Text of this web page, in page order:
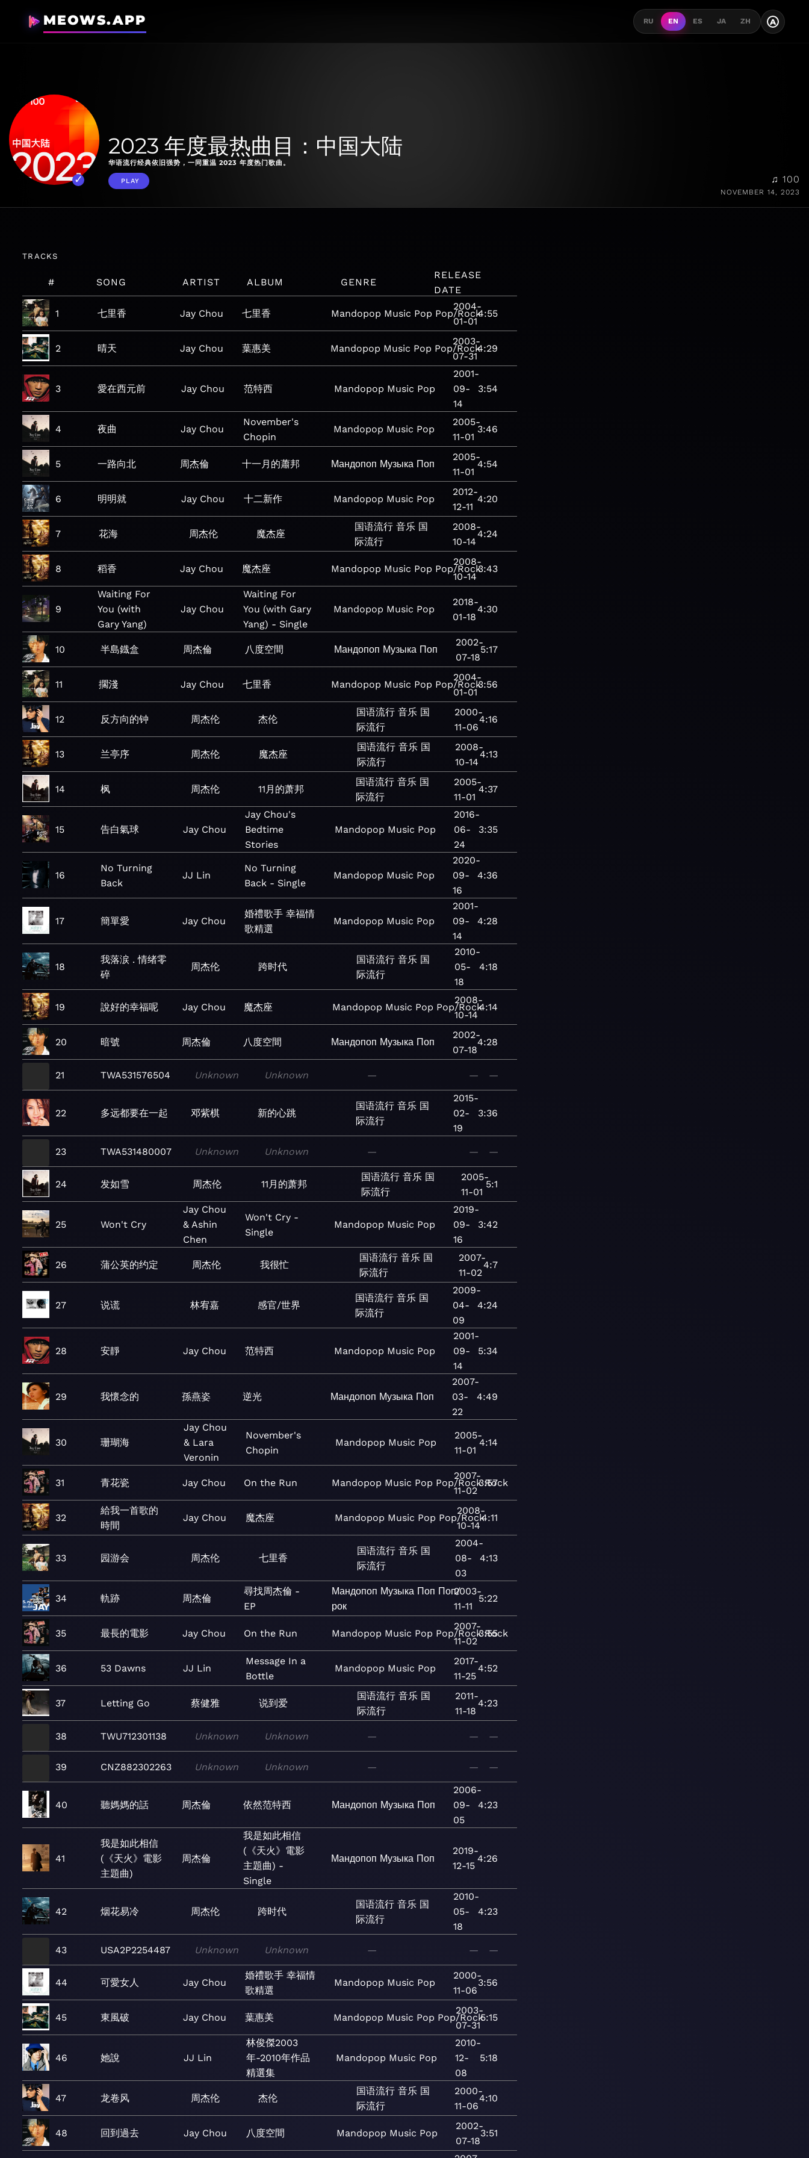
MEOWS.APP RU EN ES JA ZH A
2023 年度最热曲目：中国大陆
华语流行经典依旧强势，一同重温 2023 年度热门歌曲。
PLAY ♫ 100
NOVEMBER 14, 2023
TRACKS
# SONG ARTIST ALBUM GENRE
RELEASE
DATE
1 七里香 Jay Chou 七里香 Mandopop Music Pop Pop/Rock
2004-
01-01
4:55
2 晴天 Jay Chou 葉惠美 Mandopop Music Pop Pop/Rock
2003-
07-31
4:29
3 愛在西元前 Jay Chou 范特西 Mandopop Music Pop
2001-
09-
14
3:54
4 夜曲 Jay Chou
November's
Chopin
Mandopop Music Pop
2005-
11-01
3:46
5 一路向北 周杰倫 十一月的蕭邦 Мандопоп Музыка Поп
2005-
11-01
4:54
6 明明就 Jay Chou 十二新作 Mandopop Music Pop
2012-
12-11
4:20
7 花海 周杰伦 魔杰座
国语流行 音乐 国
际流行
2008-
10-14
4:24
8 稻香 Jay Chou 魔杰座 Mandopop Music Pop Pop/Rock
2008-
10-14
3:43
9
Waiting For
You (with
Gary Yang)
Jay Chou
Waiting For
You (with Gary
Yang) - Single
Mandopop Music Pop
2018-
01-18
4:30
10 半島鐡盒 周杰倫 八度空間 Мандопоп Музыка Поп
2002-
07-18
5:17
11 擱淺 Jay Chou 七里香 Mandopop Music Pop Pop/Rock
2004-
01-01
3:56
12 反方向的钟 周杰伦 杰伦
国语流行 音乐 国
际流行
2000-
11-06
4:16
13 兰亭序 周杰伦 魔杰座
国语流行 音乐 国
际流行
2008-
10-14
4:13
14 枫 周杰伦 11月的萧邦
国语流行 音乐 国
际流行
2005-
11-01
4:37
15 告白氣球 Jay Chou
Jay Chou's
Bedtime
Stories
Mandopop Music Pop
2016-
06-
24
3:35
16
No Turning
Back
JJ Lin
No Turning
Back - Single
Mandopop Music Pop
2020-
09-
16
4:36
17 簡單愛 Jay Chou
婚禮歌手 幸福情
歌精選
Mandopop Music Pop
2001-
09-
14
4:28
18
我落涙 . 情绪零
碎
周杰伦 跨时代
国语流行 音乐 国
际流行
2010-
05-
18
4:18
19 說好的幸福呢 Jay Chou 魔杰座 Mandopop Music Pop Pop/Rock
2008-
10-14
4:14
20 暗號 周杰倫 八度空間 Мандопоп Музыка Поп
2002-
07-18
4:28
21 TWA531576504 Unknown Unknown — — —
22 多远都要在一起 邓紫棋 新的心跳
国语流行 音乐 国
际流行
2015-
02-
19
3:36
23 TWA531480007 Unknown Unknown — — —
24 发如雪 周杰伦 11月的萧邦
国语流行 音乐 国
际流行
2005-
11-01
5:1
25 Won't Cry
Jay Chou
& Ashin
Chen
Won't Cry -
Single
Mandopop Music Pop
2019-
09-
16
3:42
26 蒲公英的约定 周杰伦 我很忙
国语流行 音乐 国
际流行
2007-
11-02
4:7
27 说谎 林宥嘉 感官/世界
国语流行 音乐 国
际流行
2009-
04-
09
4:24
28 安靜 Jay Chou 范特西 Mandopop Music Pop
2001-
09-
14
5:34
29 我懷念的 孫燕姿 逆光 Мандопоп Музыка Поп
2007-
03-
22
4:49
30 珊瑚海
Jay Chou
& Lara
Veronin
November's
Chopin
Mandopop Music Pop
2005-
11-01
4:14
31 青花瓷 Jay Chou On the Run Mandopop Music Pop Pop/Rock Rock
2007-
11-02
3:57
32
給我一首歌的
時間
Jay Chou 魔杰座 Mandopop Music Pop Pop/Rock
2008-
10-14
4:11
33 园游会 周杰伦 七里香
国语流行 音乐 国
际流行
2004-
08-
03
4:13
34 軌跡 周杰倫
尋找周杰倫 -
EP
Мандопоп Музыка Поп Поп/
рок
2003-
11-11
5:22
35 最長的電影 Jay Chou On the Run Mandopop Music Pop Pop/Rock Rock
2007-
11-02
3:55
36 53 Dawns JJ Lin
Message In a
Bottle
Mandopop Music Pop
2017-
11-25
4:52
37 Letting Go 蔡健雅 说到爱
国语流行 音乐 国
际流行
2011-
11-18
4:23
38 TWU712301138 Unknown Unknown — — —
39 CNZ882302263 Unknown Unknown — — —
40 聽媽媽的話 周杰倫 依然范特西 Мандопоп Музыка Поп
2006-
09-
05
4:23
41
我是如此相信
(《天火》電影
主題曲)
周杰倫
我是如此相信
(《天火》電影
主題曲) -
Single
Мандопоп Музыка Поп
2019-
12-15
4:26
42 烟花易冷 周杰伦 跨时代
国语流行 音乐 国
际流行
2010-
05-
18
4:23
43 USA2P2254487 Unknown Unknown — — —
44 可愛女人 Jay Chou
婚禮歌手 幸福情
歌精選
Mandopop Music Pop
2000-
11-06
3:56
45 東風破 Jay Chou 葉惠美 Mandopop Music Pop Pop/Rock
2003-
07-31
5:15
46 她說 JJ Lin
林俊傑2003
年-2010年作品
精選集
Mandopop Music Pop
2010-
12-
08
5:18
47 龙卷风 周杰伦 杰伦
国语流行 音乐 国
际流行
2000-
11-06
4:10
48 回到過去 Jay Chou 八度空間 Mandopop Music Pop
2002-
07-18
3:51